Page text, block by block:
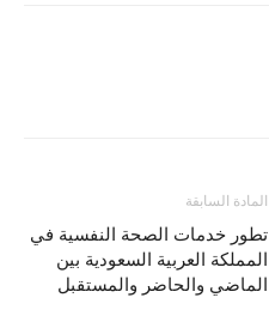
المادة السابقة
تطور خدمات الصحة النفسية في
المملكة العربية السعودية بين
الماضي والحاضر والمستقبل